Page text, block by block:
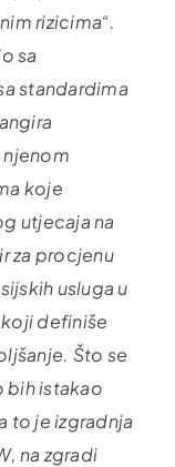
rizicima“.
sa
standardima
koje
utjecaja na
za procjenu
usluga u
definiše
Što se
bih istakao
to je izgradnja
na zgradi